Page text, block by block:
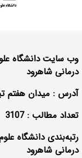
وب سایت دانشگاه
درمانی شاهرود
آدرس : میدان هفتم
تعداد مطالب : 3107
رتبه‌بندی دانشگاه
درمانی شاهرود